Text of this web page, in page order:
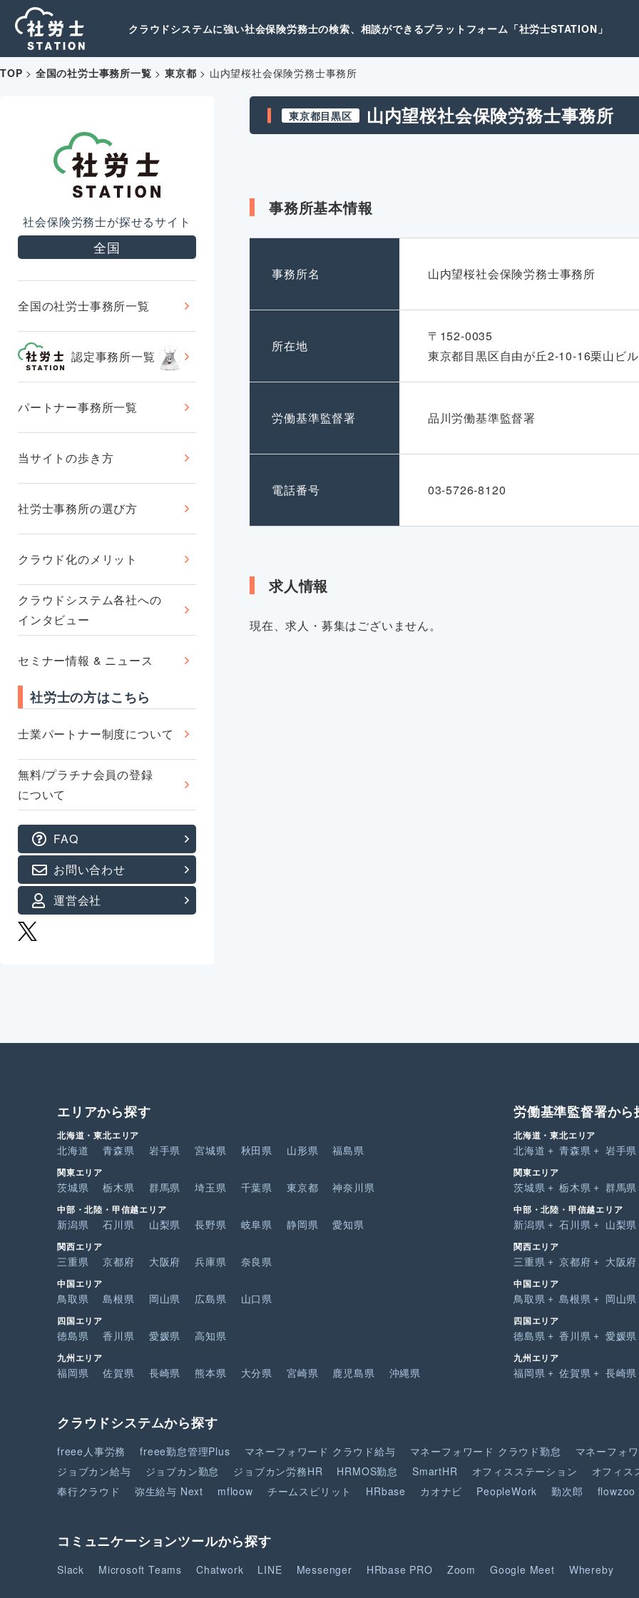
クラウドシステムに強い社会保険労務士の検索、相談ができるプラットフォーム「社労士STATION」
TOP > 全国の社労士事務所一覧 >東京都 > 山内望桜社会保険労務士事務所
社会保険労務士が探せるサイト
全国
全国の社労士事務所一覧
認定事務所一覧
パートナー事務所一覧
当サイトの歩き方
社労士事務所の選び方
クラウド化のメリット
クラウドシステム各社への
インタビュー
セミナー情報 & ニュース
社労士の方はこちら
士業パートナー制度について
無料/プラチナ会員の登録
について
FAQ
お問い合わせ
運営会社
東京都目黒区 山内望桜社会保険労務士事務所
事務所基本情報
事務所名 山内望桜社会保険労務士事務所
所在地
〒152-0035
東京都目黒区自由が丘2-10-16栗山ビ
労働基準監督署 品川労働基準監督署
電話番号 03-5726-8120
求人情報
現在、求人・募集はございません。
エリアから探す
北海道・東北エリア
北海道 青森県 岩手県 宮城県 秋田県 山形県 福島県
関東エリア
茨城県 栃木県 群馬県 埼玉県 千葉県 東京都 神奈川県
中部・北陸・甲信越エリア
新潟県 石川県 山梨県 長野県 岐阜県 静岡県 愛知県
関西エリア
三重県 京都府 大阪府 兵庫県 奈良県
中国エリア
鳥取県 島根県 岡山県 広島県 山口県
四国エリア
徳島県 香川県 愛媛県 高知県
九州エリア
福岡県 佐賀県 長崎県 熊本県 大分県 宮崎県 鹿児島県 沖縄県
労働基準監督署から
北海道・東北エリア
北海道 青森県 岩手県
関東エリア
茨城県 栃木県 群馬県
中部・北陸・甲信越エリア
新潟県 石川県 山梨県
関西エリア
三重県 京都府 大阪府
中国エリア
鳥取県 島根県 岡山県
四国エリア
徳島県 香川県 愛媛県
九州エリア
福岡県 佐賀県 長崎県
クラウドシステムから探す
freee人事労務 freee勤怠管理Plus マネーフォワード クラウド給与 マネーフォワード クラウド勤怠
マネーフォ
ジョブカン給与
ジョブカン勤怠 ジョブカン労務HR HRMOS勤怠 SmartHR オフィスステーション
オフィス
奉行クラウド
弥生給与 Next mfloow チームスピリット HRbase カオナビ PeopleWork 勤次郎 flowzoo
コミュニケーションツールから探す
Slack Microsoft Teams Chatwork LINE Messenger HRbase PRO Zoom Google Meet Whereby